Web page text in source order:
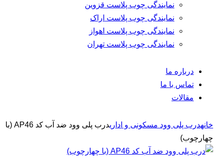
نمایندگی چوب پلاست قزوین
نمایندگی چوب پلاست اراک
نمایندگی چوب پلاست اهواز
نمایندگی چوب پلاست تهران
ما
با ما
وود مسکونی و اداری
درب پلی وود ضد آب کد AP46 (با